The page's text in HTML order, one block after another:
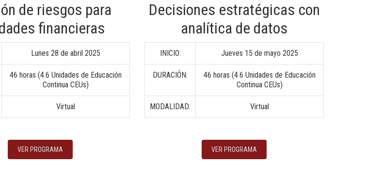
de riesgos para
financieras
Lunes 28 de abril 2025
46 horas (4.6 Unidades de Educación
Continua CEUs)
Virtual
VER PROGRAMA
Decisiones estratégicas con
analítica de datos
INICIO: Jueves 15 de mayo 2025
DURACIÓN:
46 horas (4.6 Unidades de Educación
Continua CEUs)
MODALIDAD: Virtual
VER PROGRAMA